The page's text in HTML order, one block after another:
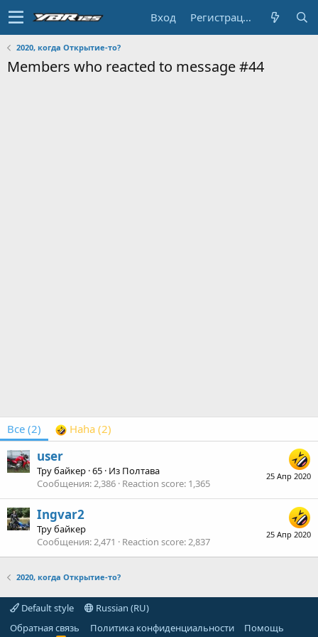
Вход Регистрация
2020, когда Открытие-то?
Members who reacted to message #44
Все (2) Haha (2)
25 Апр 2020
user
Тру байкер ·65 · Из Полтава
Сообщения 2,386 Reaction score 1,365
25 Апр 2020
Ingvar2
Тру байкер
Сообщения 2,471 Reaction score 2,837
2020, когда Открытие-то?
Default style
Russian (RU)
Обратная связь
Политика конфиденциальности
Помощь